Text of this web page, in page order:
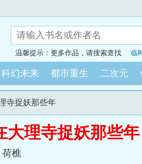
温馨提示：更多作品，请搜索查找 临
科幻未来 都市重生 二次元
寺捉妖那些年
大理寺捉妖那些年
荷樵